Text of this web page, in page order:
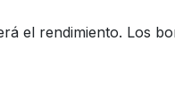
el rendimiento. Los